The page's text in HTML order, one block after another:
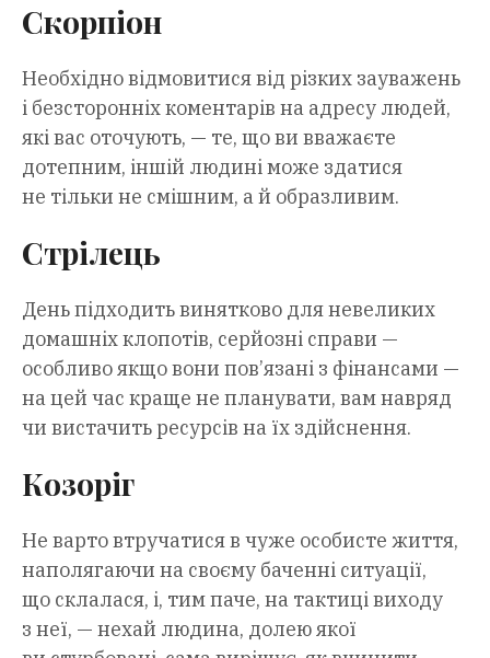
Скорпіон
Необхідно відмовитися від різких зауважень
і безсторонніх коментарів на адресу людей,
які вас оточують, — те, що ви вважаєте
дотепним, іншій людині може здатися
не тільки не смішним, а й образливим.
Стрілець
День підходить винятково для невеликих
домашніх клопотів, серйозні справи —
особливо якщо вони пов’язані з фінансами —
на цей час краще не планувати, вам навряд
чи вистачить ресурсів на їх здійснення.
Козоріг
Не варто втручатися в чуже особисте життя,
наполягаючи на своєму баченні ситуації,
що склалася, і, тим паче, на тактиці виходу
з неї, — нехай людина, долею якої